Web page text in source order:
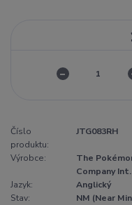
Číslo
produktu:
JTG083RH
Výrobce:
The
Company Int.
Jazyk:
Anglický
Stav:
NM (Near